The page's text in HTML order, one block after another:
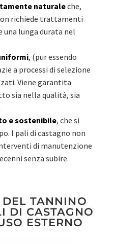
naturaleche,
richiede trattamenti
lunga durata nel
, (pur essendo
a processi di selezione
Viene garantita
sia nella qualità, sia
e sostenibile, che si
I pali di castagno non
di manutenzione
senza subire
TANNINO
DI CASTAGNO
ESTERNO